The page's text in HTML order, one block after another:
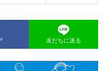
友だちに送る